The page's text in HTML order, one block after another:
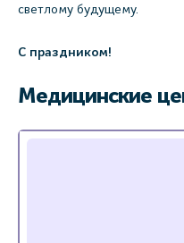
светлому будущему.
С праздником!
Медицинские